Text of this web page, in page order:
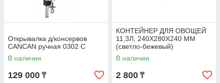
Открывалка д/консервов
CANCAN ручная 0302 С
В наличии
129 000 ₸
КОНТЕЙНЕР ДЛЯ ОВОЩЕЙ
11,3Л, 240Х280Х240 ММ
(светло-бежевый)
В наличии
2 800 ₸